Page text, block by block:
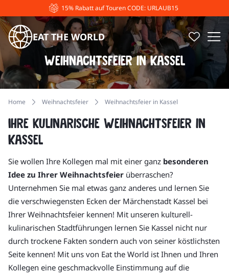
15% Rabatt auf Touren CODE: URLAUB15
EAT THE WORLD
Weihnachtsfeier in Kassel
Home Weihnachtsfeier Weihnachtsfeier in Kassel
Ihre kulinarische Weihnachtsfeier in
Kassel
Sie wollen Ihre Kollegen mal mit einer ganz besonderen
Idee zu Ihrer Weihnachtsfeier überraschen?
Unternehmen Sie mal etwas ganz anderes und lernen Sie
die verschwiegensten Ecken der Märchenstadt Kassel bei
Ihrer Weihnachtsfeier kennen! Mit unseren kulturell-
kulinarischen Stadtführungen lernen Sie Kassel nicht nur
durch trockene Fakten sondern auch von seiner köstlichsten
Seite kennen! Mit uns von Eat the World ist Ihnen und Ihren
Kollegen eine geschmackvolle Einstimmung auf die